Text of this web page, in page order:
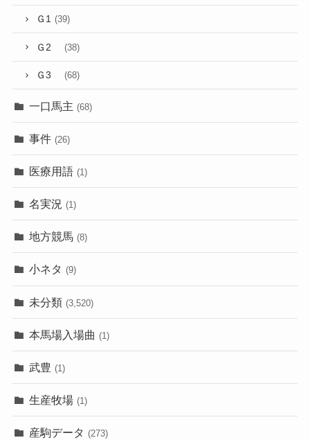
Ｇ1 (39)
Ｇ2 (38)
Ｇ3 (68)
一口馬主 (68)
事件 (26)
医療用語 (1)
名実況 (1)
地方競馬 (8)
小ネタ (9)
未分類 (3,520)
本馬場入場曲 (1)
武豊 (1)
生産牧場 (1)
産駒データ (273)